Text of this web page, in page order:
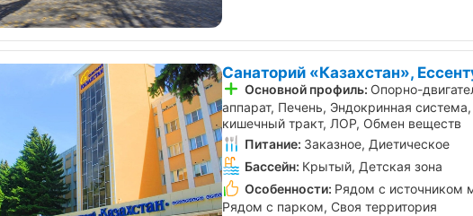
Санаторий «Казахстан»,
Основной профиль: Опорно-
аппарат, Печень, Эндокринная
кишечный тракт, ЛОР, Обмен веществ
Питание: Заказное, Диетическое
Бассейн: Крытый, Детская зона
Особенности: Рядом с источником
Рядом с парком, Своя территория